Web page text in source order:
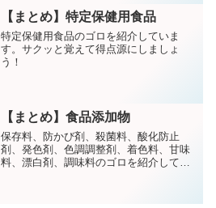
【まとめ】特定保健用食品
特定保健用食品のゴロを紹介していま
す。サクッと覚えて得点源にしましょ
う！
【まとめ】食品添加物
保存料、防かび剤、殺菌料、酸化防止
剤、発色剤、色調調整剤、着色料、甘味
料、漂白剤、調味料のゴロを紹介してい